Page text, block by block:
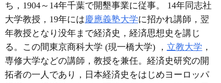
ち，1904～14年千葉で開墾事業に従事。 14年同志社
大学教授，19年には慶應義塾大学に招かれ講師，翌
年教授となり没年まで経済史，経済思想史を講じ
る。この間東京商科大学 (現一橋大学) ， 立教大学 ，
専修大学などの講師，教授を兼任。経済史研究の開
拓者の一人であり，日本経済史をはじめヨーロッパ